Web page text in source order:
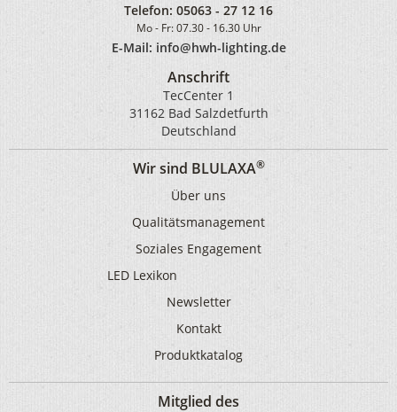
Telefon: 05063 - 27 12 16
Mo - Fr: 07.30 - 16.30 Uhr
E-Mail: info@hwh-lighting.de
Anschrift
TecCenter 1
31162 Bad Salzdetfurth
Deutschland
Wir sind BLULAXA®
Über uns
Qualitätsmanagement
Soziales Engagement
LED Lexikon
Newsletter
Kontakt
Produktkatalog
Mitglied des